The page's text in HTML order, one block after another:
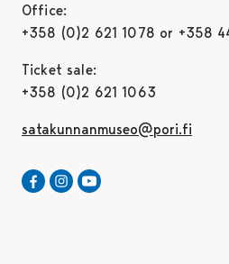
Office:
+358 (0)2 621 1078 or +358
Ticket sale:
+358 (0)2 621 1063
satakunnanmuseo@pori.fi
Satakunta museum in
Opens in a new tab
Satakunta museum in
Opens in a new tab